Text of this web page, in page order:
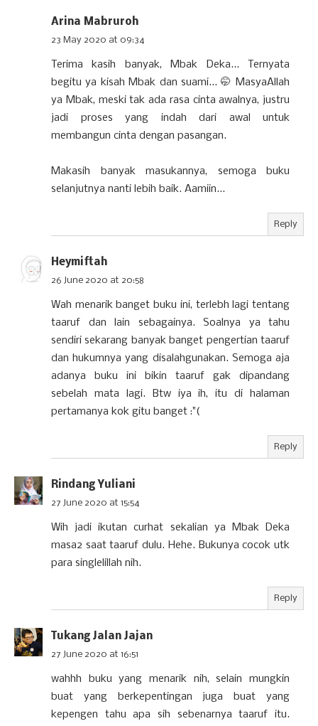
Arina Mabruroh
23 May 2020 at 09:34
Terima kasih banyak, Mbak Deka... Ternyata
begitu ya kisah Mbak dan suami... 🤭 MasyaAllah
ya Mbak, meski tak ada rasa cinta awalnya, justru
jadi proses yang indah dari awal untuk
membangun cinta dengan pasangan.
Makasih banyak masukannya, semoga buku
selanjutnya nanti lebih baik. Aamiin...
Reply
Heymiftah
26 June 2020 at 20:58
Wah menarik banget buku ini, terlebh lagi tentang
taaruf dan lain sebagainya. Soalnya ya tahu
sendiri sekarang banyak banget pengertian taaruf
dan hukumnya yang disalahgunakan. Semoga aja
adanya buku ini bikin taaruf gak dipandang
sebelah mata lagi. Btw iya ih, itu di halaman
pertamanya kok gitu banget :"(
Reply
Rindang Yuliani
27 June 2020 at 15:54
Wih jadi ikutan curhat sekalian ya Mbak Deka
masa2 saat taaruf dulu. Hehe. Bukunya cocok utk
para singlelillah nih.
Reply
Tukang Jalan Jajan
27 June 2020 at 16:51
wahhh buku yang menarik nih, selain mungkin
buat yang berkepentingan juga buat yang
kepengen tahu apa sih sebenarnya taaruf itu.